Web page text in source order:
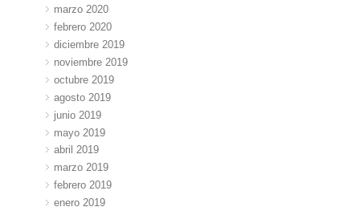
marzo 2020
febrero 2020
diciembre 2019
noviembre 2019
octubre 2019
agosto 2019
junio 2019
mayo 2019
abril 2019
marzo 2019
febrero 2019
enero 2019